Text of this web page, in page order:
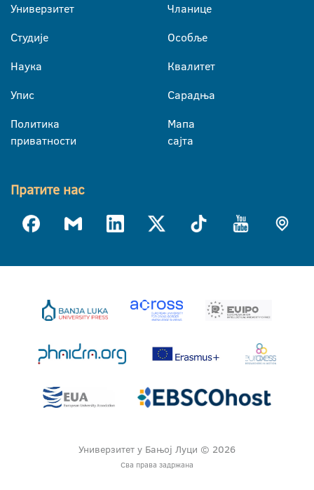
Универзитет
Студије
Наука
Упис
Политика
приватности
Чланице
Особље
Квалитет
Сарадња
Мапа
сајта
Пратите нас
Универзитет у Бањој Луци © 2026
Сва права задржана